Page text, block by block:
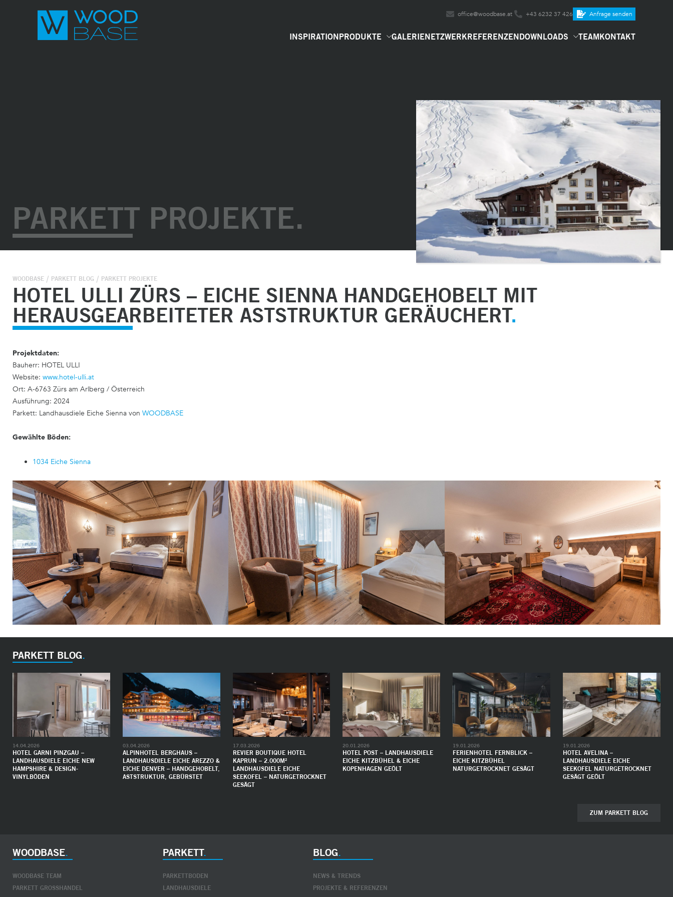
office@woodbase.at +43 6232 37 426 Anfrage senden
INSPIRATIONPRODUKTE GALERIENETZWERKREFERENZENDOWNLOADS TEAMKONTAKT
PARKETT PROJEKTE
WOODBASE PARKETT BLOG PARKETT PROJEKTE
HOTEL ULLI ZÜRS – EICHE SIENNA HANDGEHOBELT MIT
HERAUSGEARBEITETER ASTSTRUKTUR GERÄUCHERT
Projektdaten:
Bauherr: HOTEL ULLI
Website: www.hotel-ulli.at
Ort: A-6763 Zürs am Arlberg / Österreich
Ausführung: 2024
Parkett: Landhausdiele Eiche Sienna von WOODBASE
Gewählte Böden:
1034 Eiche Sienna
PARKETT BLOG
HOTEL GARNI PINZGAU –
LANDHAUSDIELE EICHE NEW
HAMPSHIRE & DESIGN-
VINYLBÖDEN
14.04.2026
ALPINHOTEL BERGHAUS –
LANDHAUSDIELE EICHE AREZZO &
EICHE DENVER – HANDGEHOBELT,
ASTSTRUKTUR, GEBÜRSTET
03.04.2026
REVIER BOUTIQUE HOTEL
KAPRUN – 2.000M²
LANDHAUSDIELE EICHE
SEEKOFEL – NATURGETROCKNET
GESÄGT
17.03.2026
HOTEL POST – LANDHAUSDIELE
EICHE KITZBÜHEL & EICHE
KOPENHAGEN GEÖLT
20.01.2026
FERIENHOTEL FERNBLICK –
EICHE KITZBÜHEL
NATURGETROCKNET GESÄGT
19.01.2026
HOTEL AVELINA –
LANDHAUSDIELE EICHE
SEEKOFEL NATURGETROCKNET
GESÄGT GEÖLT
19.01.2026
ZUM PARKETT BLOG
WOODBASE
WOODBASE TEAM
PARKETT GROSSHANDEL
PARKETT
PARKETTBODEN
LANDHAUSDIELE
BLOG
NEWS & TRENDS
PROJEKTE & REFERENZEN